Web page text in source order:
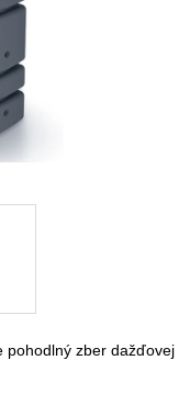
pohodlný zber dažďovej